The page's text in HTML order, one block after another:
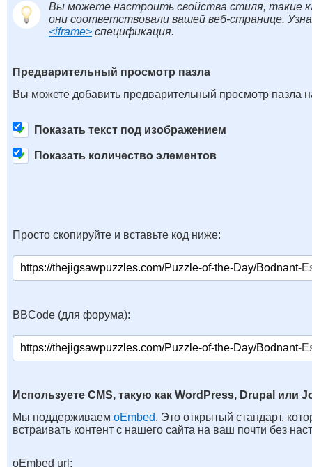
Вы можете настроить свойства стиля, такие
они соответствовали вашей веб-странице.
<iframe> спецификация.
Предварительный просмотр пазла
Вы можете добавить предварительный просмотр пазла
Показать текст под изображением
Показать количество элементов
Просто скопируйте и вставьте код ниже:
BBCode (для форума):
Используете CMS, такую как WordPress, Drupal или
Мы поддерживаем oEmbed. Это открытый стандарт,
встраивать контент с нашего сайта на ваш почти без
oEmbed url: